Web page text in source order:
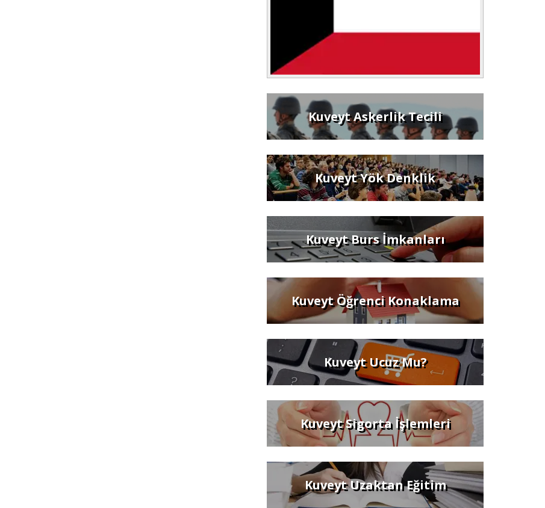
Kuveyt Askerlik Tecili
Kuveyt Yök Denklik
Kuveyt Burs İmkanları
Kuveyt Öğrenci Konaklama
Kuveyt Ucuz Mu?
Kuveyt Sigorta İşlemleri
Kuveyt Uzaktan Eğitim